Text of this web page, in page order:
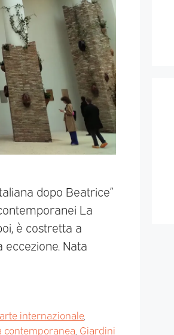
dopo Beatrice”
La
è costretta a
Nata
arte internazionale,
contemporanea Giardini